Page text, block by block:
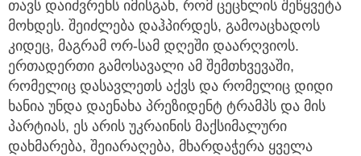
თავს დაიძვრენს იმისგან, რომ ცეცხლის შეწყვეტა
მოხდეს. შეიძლება დაჰპირდეს, გამოაცხადოს
კიდეც, მაგრამ ორ-სამ დღეში დაარღვიოს.
ერთადერთი გამოსავალი ამ შემთხვევაში,
რომელიც დასავლეთს აქვს და რომელიც დიდი
ხანია უნდა დაენახა პრეზიდენტ ტრამპს და მის
პარტიას, ეს არის უკრაინის მაქსიმალური
დახმარება, შეიარაღება, მხარდაჭერა ყველა